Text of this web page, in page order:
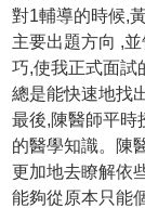
對1輔導的時候,
主要出題方向 ,
巧,使我正式面試
總是能快速地找
最後,陳醫師平時
的醫學知識。陳
更加地去瞭解依
能夠從原本只能